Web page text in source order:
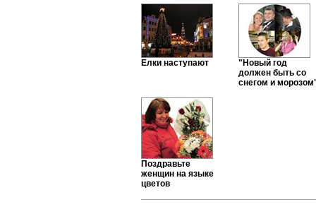
Елки наступают
"Новый год
должен быть со
снегом и
Поздравьте
женщин на языке
цветов